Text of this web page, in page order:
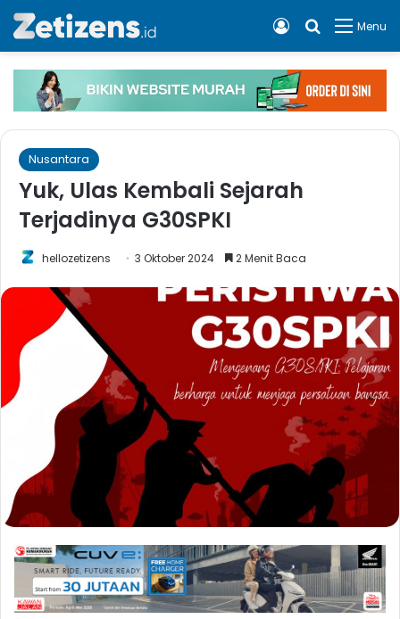
Menu
Cari apa,
Log In
Nusantara
Yuk, Ulas Kembali Sejarah
Terjadinya G30SPKI
hellozetizens 3 Oktober 2024 2 Menit Baca